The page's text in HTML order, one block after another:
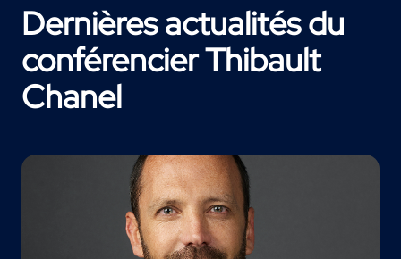
Dernières actualités du
conférencier Thibault
Chanel